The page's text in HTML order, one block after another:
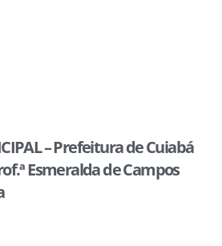
– Prefeitura de Cuiabá
Esmeralda de Campos